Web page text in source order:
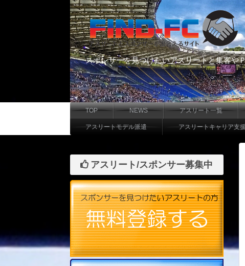
スポンサーを見つけたいアスリートと集客や
TOP NEWS アスリート一覧
アスリートモデル派遣 アスリートキャリア支援
アスリート/スポンサー募集中